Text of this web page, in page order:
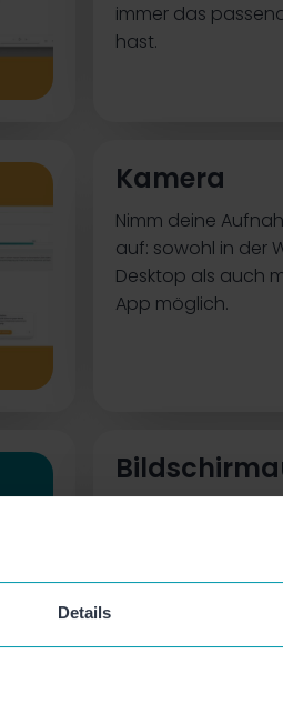
Details
immer das
hast.
Kamera
Nimm deine
auf: sowohl in der
Desktop als auch
App möglich.